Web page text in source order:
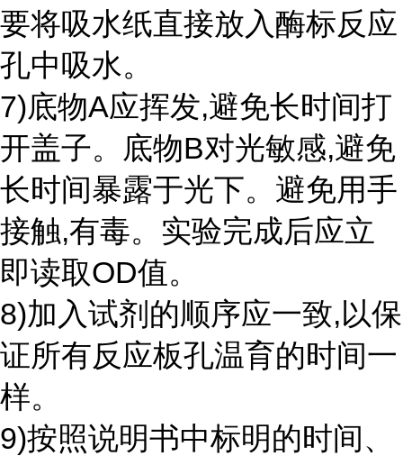
要将吸水纸直接放入酶标反应
孔中吸水。
7)底物A应挥发,避免长时间打
开盖子。底物B对光敏感,避免
长时间暴露于光下。避免用手
接触,有毒。实验完成后应立
即读取OD值。
8)加入试剂的顺序应一致,以保
证所有反应板孔温育的时间一
样。
9)按照说明书中标明的时间、